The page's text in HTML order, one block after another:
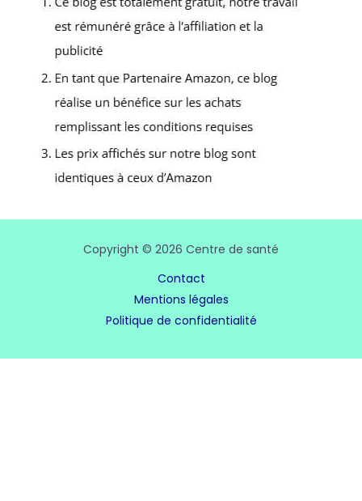
Copyright © 2026 Centre de santé
Contact
Mentions légales
Politique de confidentialité